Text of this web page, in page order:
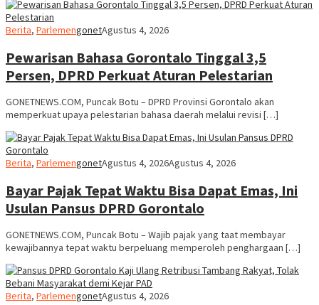
Berita, ParlemengonetAgustus 4, 2026
Pewarisan Bahasa Gorontalo Tinggal 3,5
Persen, DPRD Perkuat Aturan Pelestarian
GONETNEWS.COM, Puncak Botu – DPRD Provinsi Gorontalo akan
memperkuat upaya pelestarian bahasa daerah melalui revisi […]
Berita, ParlemengonetAgustus 4, 2026Agustus 4, 2026
Bayar Pajak Tepat Waktu Bisa Dapat Emas, Ini
Usulan Pansus DPRD Gorontalo
GONETNEWS.COM, Puncak Botu – Wajib pajak yang taat membayar
kewajibannya tepat waktu berpeluang memperoleh penghargaan […]
Berita, ParlemengonetAgustus 4, 2026